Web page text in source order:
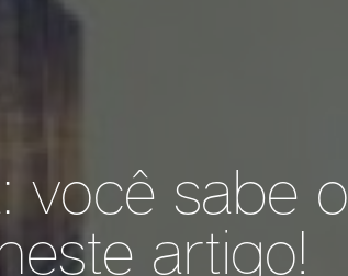
você sabe o
artigo!